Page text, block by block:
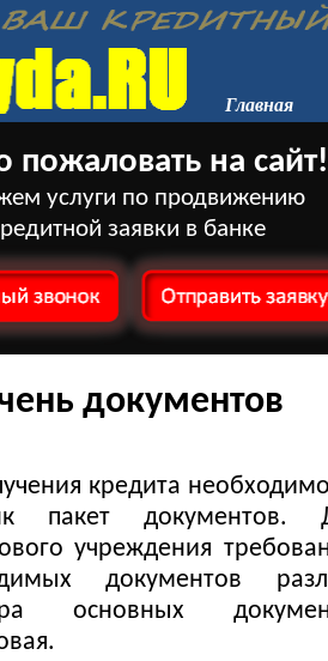
Главная
пожаловать на сайт!
услуги по продвижению
заявки в банке
документов
кредита
пакет документов.
учреждения
документов
основных